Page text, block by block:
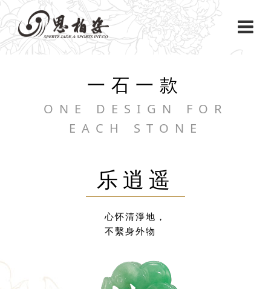
一石一款
ONE DESIGN FOR
EACH STONE
乐逍遥
心怀清淨地，
不繫身外物